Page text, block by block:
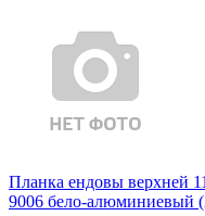
Планка ендовы верхней
9006 бело-алюминиевый